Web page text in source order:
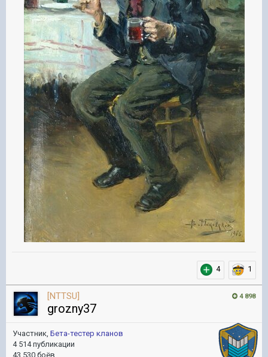
4 1
4 898
[NTTSU]
grozny37
Участник, Бета-тестер кланов
4 514 публикации
43 530 боёв